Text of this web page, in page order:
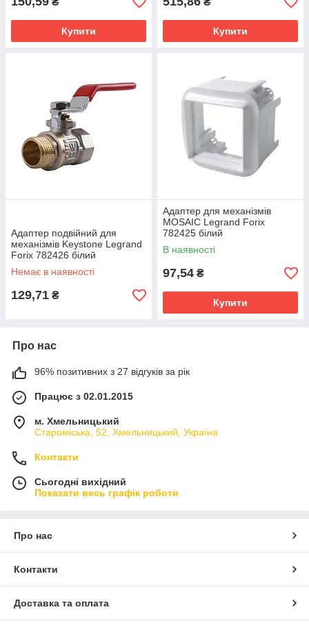
Купити Купити
Адаптер подвійний для
механізмів Keystone Legrand
Forix 782426 білий
Немає в наявності
129,71 ₴
Адаптер для механізмів
MOSAIC Legrand Forix
782425 білий
В наявності
97,54 ₴
Купити
Про нас
96% позитивних з 27 відгуків за рік
Працює з 02.01.2015
м. Хмельницький
Староміська, 52, Хмельницький, Україна
Контакти
Сьогодні вихідний
Показати весь графік роботи
Про нас
Контакти
Доставка та оплата